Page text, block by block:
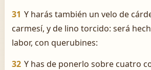
31 Y harás también un velo de
carmesí, y de lino torcido: será
labor, con querubines:
32 Y has de ponerlo sobre cuatro